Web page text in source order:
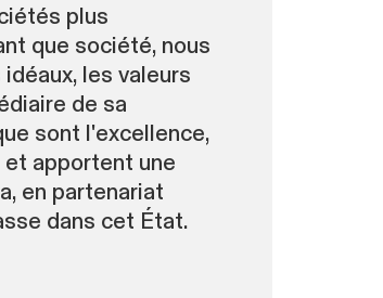
plus
que société, nous
les valeurs
de sa
sont l'excellence,
apportent une
en partenariat
dans cet État.